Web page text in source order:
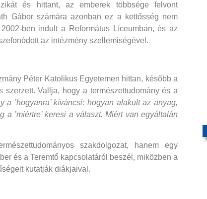
és hittant, az emberek többsége felvont
Gábor számára azonban ez a kettősség nem
ben indult a Református Líceumban, és az
az intézmény szellemiségével.
Péter Katolikus Egyetemen hittan, később a
Vallja, hogy a természettudomány és a
a ’hogyanra’ kíváncsi: hogyan alakult az anyag,
’miértre’ keresi a választ. Miért van egyáltalán
szakdolgozat, hanem egy
és a Teremtő kapcsolatáról beszél, miközben a
kutatják diákjaival.